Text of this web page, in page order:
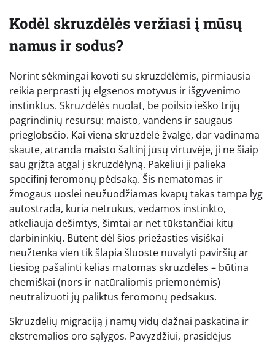
Kodėl skruzdėlės veržiasi į mūsų
namus ir sodus?
Norint sėkmingai kovoti su skruzdėlėmis, pirmiausia
reikia perprasti jų elgsenos motyvus ir išgyvenimo
instinktus. Skruzdėlės nuolat, be poilsio ieško trijų
pagrindinių resursų: maisto, vandens ir saugaus
prieglobsčio. Kai viena skruzdėlė žvalgė, dar vadinama
skaute, atranda maisto šaltinį jūsų virtuvėje, ji ne šiaip
sau grįžta atgal į skruzdėlyną. Pakeliui ji palieka
specifinį feromonų pėdsaką. Šis nematomas ir
žmogaus uoslei neužuodžiamas kvapų takas tampa lyg
autostrada, kuria netrukus, vedamos instinkto,
atkeliauja dešimtys, šimtai ar net tūkstančiai kitų
darbininkių. Būtent dėl šios priežasties visiškai
neužtenka vien tik šlapia šluoste nuvalyti paviršių ar
tiesiog pašalinti kelias matomas skruzdėles – būtina
chemiškai (nors ir natūraliomis priemonėmis)
neutralizuoti jų paliktus feromonų pėdsakus.
Skruzdėlių migraciją į namų vidų dažnai paskatina ir
ekstremalios oro sąlygos. Pavyzdžiui, prasidėjus